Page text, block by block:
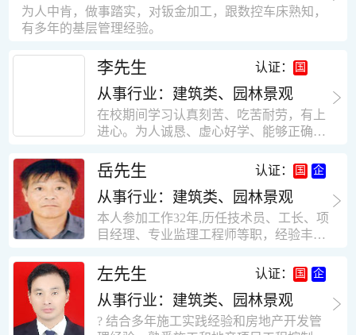
为人中肯，做事踏实，对钣金加工，跟数控车床熟知，
有多年的基层管理经验。
李先生 认证：
从事行业：建筑类、园林景观
在校期间学习认真刻苦、吃苦耐劳，有上
进心。为人诚恳、虚心好学、能够正确对
思想积极上进，接受能力和独立能力强，
有很强的团队精神和集体荣誉感。做事认
真负责，有很强的责任心。秉承山大扎
实、厚重的学风。为人正直、诚信、稳
重。有强烈的上进心、事业心。有很强的
工作学习认真踏实，能够吃苦耐劳，责任
心强。 性格外向、开朗，有良好的人
际关系和一定的组织能力。做事认真负
责、积极肯干。我有信心在今后的工作岗
位上发挥自己的才能!积极的人生观，在我
岳先生 认证：
从事行业：建筑类、园林景观
本人参加工作32年,历任技术员、工长、项
目经理、专业监理工程师等职，经验丰
计，工程经济技术分析，能适应建筑行业
各种岗位，组织协调能力强，技术全面，
适用工地管理． 本人1978年高中毕业，同
年参加工作，至今已在建筑行业工作了30
左先生 认证：
从事行业：建筑类、园林景观
? 结合多年施工实践经验和房地产开发管